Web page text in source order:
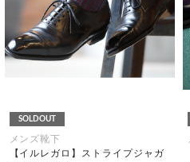
SOLDOUT
メンズ靴下
【イルレガロ】ストライプジャガ